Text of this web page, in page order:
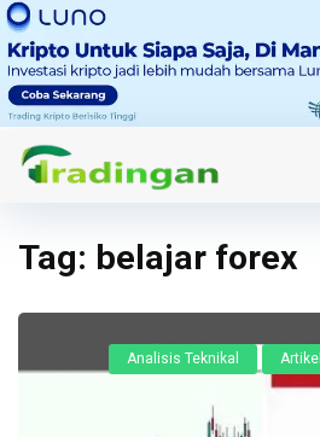
Tag: belajar forex
Analisis Teknikal Artikel